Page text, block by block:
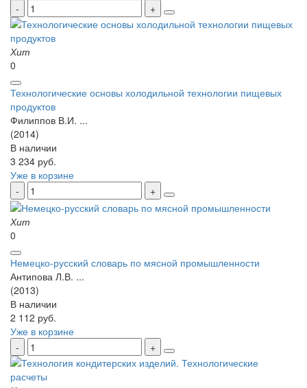
Хит
0
Технологические основы холодильной технологии пищевых
продуктов
Филиппов В.И. ...
(2014)
В наличии
3 234 руб.
Уже в корзине
Хит
0
Немецко-русский словарь по мясной промышленности
Антипова Л.В. ...
(2013)
В наличии
2 112 руб.
Уже в корзине